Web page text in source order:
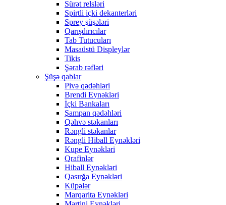
Sürət relsləri
Spirtli içki dekanterləri
Sprey şüşələri
Qarışdırıcılar
Tab Tutucuları
Masaüstü Displeylər
Tikis
Şərab rəfləri
Şüşə qablar
Pivə qədəhləri
Brendi Eynəkləri
İçki Bankaları
Şampan qədəhləri
Qəhvə stəkanları
Rəngli stəkanlar
Rəngli Hiball Eynəkləri
Kupe Eynəkləri
Qrafinlər
Hiball Eynəkləri
Qasırğa Eynəkləri
Küpələr
Marqarita Eynəkləri